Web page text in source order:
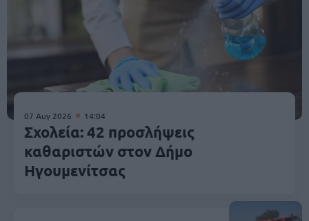
07 Αυγ 2026 14:04
Σχολεία: 42 προσλήψεις
καθαριστών στον Δήμο
Ηγουμενίτσας